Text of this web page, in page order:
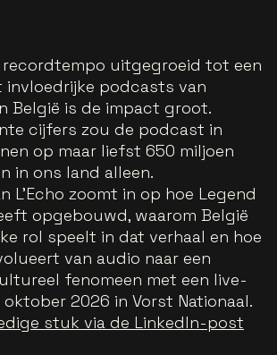
recordtempo uitgegroeid tot een
invloedrijke podcasts van
België is de impact groot.
cijfers zou de podcast in
op maar liefst 650 miljoen
in ons land alleen.
L’Echo zoomt in op hoe Legend
opgebouwd, waarom België
rol speelt in dat verhaal en hoe
van audio naar een
fenomeen met een live-
2026 in Vorst Nationaal.
stuk via de LinkedIn-post